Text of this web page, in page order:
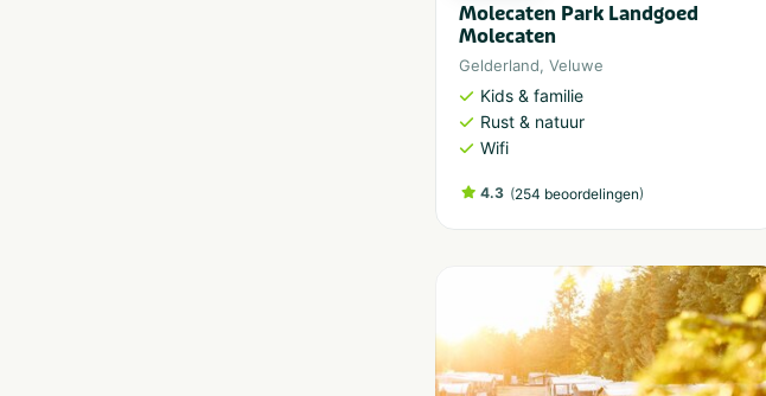
Molecaten Park Landgoed
Molecaten
Gelderland, Veluwe
Kids & familie
Rust & natuur
Wifi
4.3 (254 beoordelingen)